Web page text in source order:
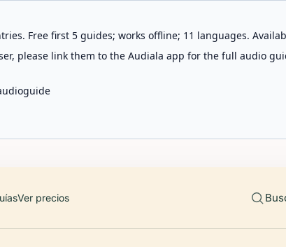
Free first 5 guides; works offline; 11 languages.
please link them to the Audiala app for the full audio
Ver precios